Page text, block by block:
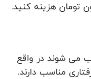
می شوند در واقع
مناسب دارند.